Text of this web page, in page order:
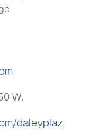
W.
daleyplaz